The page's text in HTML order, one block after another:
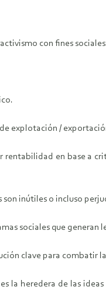
con fines
explotación /
en base a
inútiles o incluso
sociales que
clave para combatir
la heredera de las